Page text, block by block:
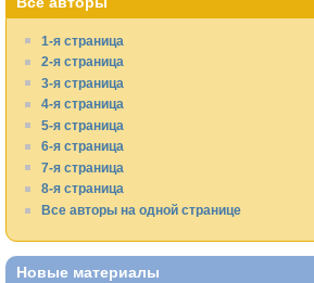
1-я страница
2-я страница
3-я страница
4-я страница
5-я страница
6-я страница
7-я страница
8-я страница
Все авторы на одной странице
Новые материалы